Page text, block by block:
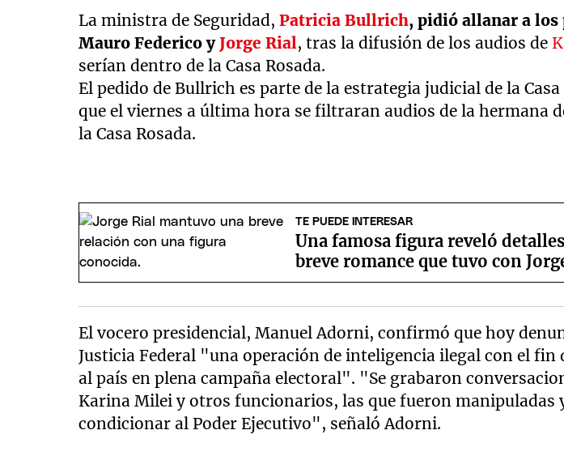
La ministra de Seguridad,Patricia Bullrich, pidió allanar a
Mauro Federico yJorge Rial, tras la difusión de los audios de
serían dentro de la Casa Rosada.
El pedido de Bullrich es parte de la estrategia judicial de la Casa
que el viernes a última hora se filtraran audios de la hermana
la Casa Rosada.
TE PUEDE INTERESAR
Una famosa figura reveló
breve romance que tuvo con
El vocero presidencial, Manuel Adorni, confirmó que hoy
Justicia Federal "una operación de inteligencia ilegal con el fin
al país en plena campaña electoral". "Se grabaron
Karina Milei y otros funcionarios, las que fueron manipuladas
condicionar al Poder Ejecutivo", señaló Adorni.